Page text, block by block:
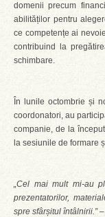
domenii precum
abilităților pentru
ce competențe ai
contribuind la
schimbare.
În lunile octombrie și
coordonatori, au
companie, de la
la sesiunile de formare
„Cel mai mult mi-au
prezentatorilor,
spre sfârșitul întâlnirii.”